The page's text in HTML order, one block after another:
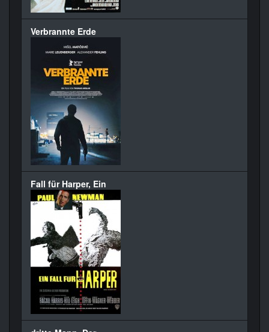
Verbrannte Erde
Fall für Harper, Ein